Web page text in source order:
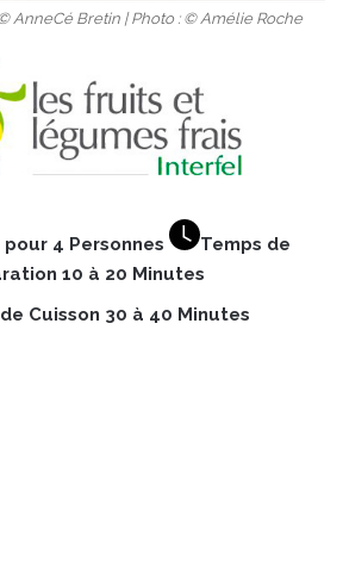
AnneCé Bretin | Photo : © Amélie Roche
4 Personnes
Temps de
10 à 20 Minutes
Cuisson 30 à 40 Minutes